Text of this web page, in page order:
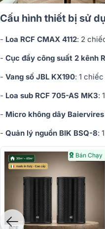
Cấu hình thiết bị sử
- Loa RCF CMAX 4112: 2
- Cục đẩy công suất 2 kênh
- Vang số JBL KX190: 1 chiếc
- Loa sub RCF 705-AS MK3:
- Micro không dây
- Quản lý nguồn BIK BSQ-8:
Bán Chạy